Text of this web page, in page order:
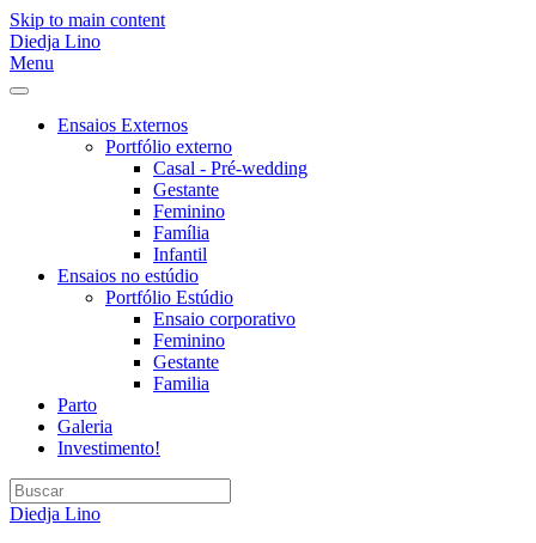
Skip to main content
Diedja Lino
Menu
Ensaios Externos
Portfólio externo
Casal - Pré-wedding
Gestante
Feminino
Família
Infantil
Ensaios no estúdio
Portfólio Estúdio
Ensaio corporativo
Feminino
Gestante
Familia
Parto
Galeria
Investimento!
Diedja Lino